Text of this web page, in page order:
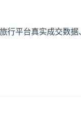
行平台真实成交数